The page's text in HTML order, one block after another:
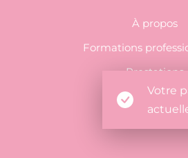
Votre
À propos
Formations
Prestations
Mon compte